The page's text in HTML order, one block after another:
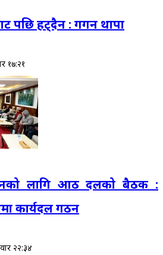
पछि हट्दैन : गगन थापा
१७:२१
लागि आठ दलको बैठक :
कार्यदल गठन
२२:३४